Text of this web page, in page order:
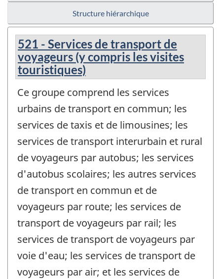
Structure hiérarchique
521 - Services de transport de
voyageurs (y compris les visites
touristiques)
Ce groupe comprend les services
urbains de transport en commun; les
services de taxis et de limousines; les
services de transport interurbain et rural
de voyageurs par autobus; les services
d'autobus scolaires; les autres services
de transport en commun et de
voyageurs par route; les services de
transport de voyageurs par rail; les
services de transport de voyageurs par
voie d'eau; les services de transport de
voyageurs par air; et les services de